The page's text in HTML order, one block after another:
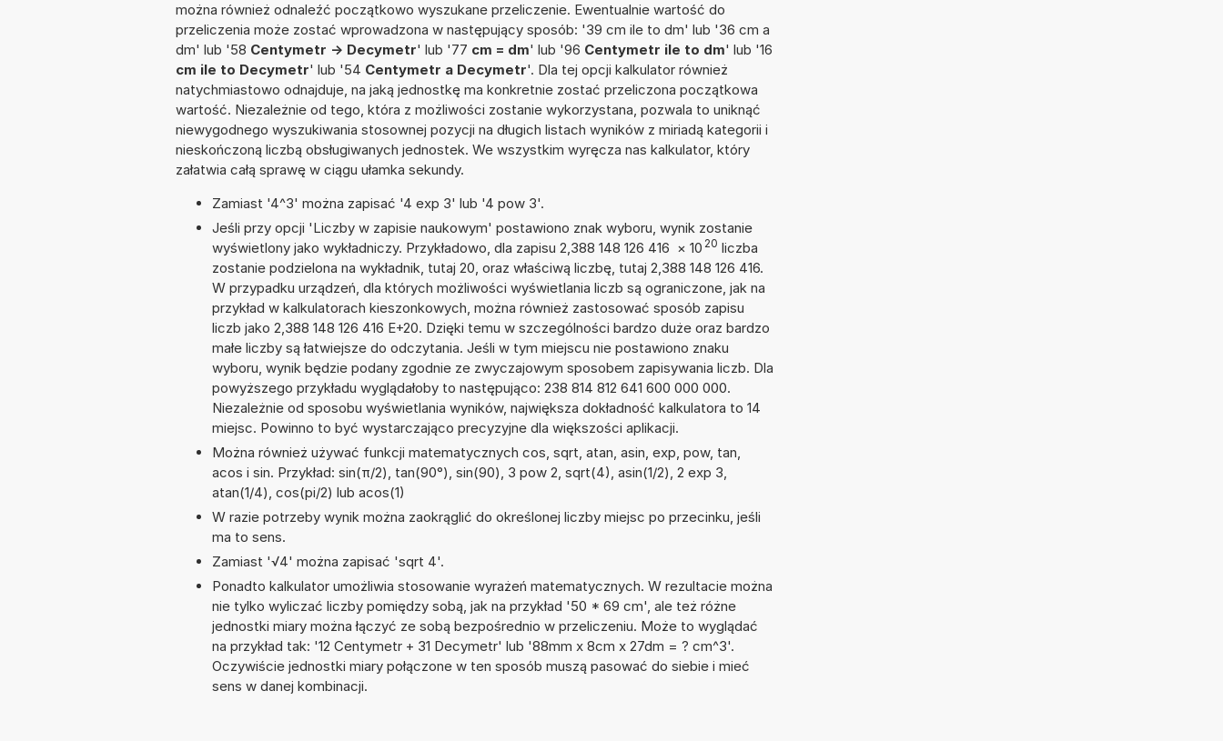
można również odnaleźć początkowo wyszukane przeliczenie. Ewentualnie wartość do
przeliczenia może zostać wprowadzona w następujący sposób: '39 cm ile to dm' lub '36 cm a
dm' lub '58 Centymetr -> Decymetr' lub '77 cm = dm' lub '96 Centymetr ile to dm' lub '16
cm ile to Decymetr' lub '54 Centymetr a Decymetr'. Dla tej opcji kalkulator również
natychmiastowo odnajduje, na jaką jednostkę ma konkretnie zostać przeliczona początkowa
wartość. Niezależnie od tego, która z możliwości zostanie wykorzystana, pozwala to uniknąć
niewygodnego wyszukiwania stosownej pozycji na długich listach wyników z miriadą kategorii i
nieskończoną liczbą obsługiwanych jednostek. We wszystkim wyręcza nas kalkulator, który
załatwia całą sprawę w ciągu ułamka sekundy.
Zamiast '4^3' można zapisać '4 exp 3' lub '4 pow 3'.
Jeśli przy opcji 'Liczby w zapisie naukowym' postawiono znak wyboru, wynik zostanie
wyświetlony jako wykładniczy. Przykładowo, dla zapisu 2,388 148 126 416 × 10 20 liczba
zostanie podzielona na wykładnik, tutaj 20, oraz właściwą liczbę, tutaj 2,388 148 126 416.
W przypadku urządzeń, dla których możliwości wyświetlania liczb są ograniczone, jak na
przykład w kalkulatorach kieszonkowych, można również zastosować sposób zapisu
liczb jako 2,388 148 126 416 E+20. Dzięki temu w szczególności bardzo duże oraz bardzo
małe liczby są łatwiejsze do odczytania. Jeśli w tym miejscu nie postawiono znaku
wyboru, wynik będzie podany zgodnie ze zwyczajowym sposobem zapisywania liczb. Dla
powyższego przykładu wyglądałoby to następująco: 238 814 812 641 600 000 000.
Niezależnie od sposobu wyświetlania wyników, największa dokładność kalkulatora to 14
miejsc. Powinno to być wystarczająco precyzyjne dla większości aplikacji.
Można również używać funkcji matematycznych cos, sqrt, atan, asin, exp, pow, tan,
acos i sin. Przykład: sin(π/2), tan(90°), sin(90), 3 pow 2, sqrt(4), asin(1/2), 2 exp 3,
atan(1/4), cos(pi/2) lub acos(1)
W razie potrzeby wynik można zaokrąglić do określonej liczby miejsc po przecinku, jeśli
ma to sens.
Zamiast '√4' można zapisać 'sqrt 4'.
Ponadto kalkulator umożliwia stosowanie wyrażeń matematycznych. W rezultacie można
nie tylko wyliczać liczby pomiędzy sobą, jak na przykład '50 * 69 cm', ale też różne
jednostki miary można łączyć ze sobą bezpośrednio w przeliczeniu. Może to wyglądać
na przykład tak: '12 Centymetr + 31 Decymetr' lub '88mm x 8cm x 27dm = ? cm^3'.
Oczywiście jednostki miary połączone w ten sposób muszą pasować do siebie i mieć
sens w danej kombinacji.